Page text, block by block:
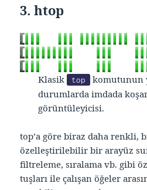
3. htop
Klasik top komutunun
durumlarda imdada
görüntüleyicisi.
top’a göre biraz daha renkli,
özelleştirilebilir bir arayüz
filtreleme, sıralama vb. gibi
tuşları ile çalışan öğeler